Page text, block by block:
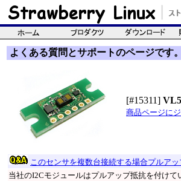
よくある質問とサポートのページです。
[#15311]
商品ページに
このセンサを複数台接続する場合プルア
当社のI2Cモジュールはプルアップ抵抗を付け